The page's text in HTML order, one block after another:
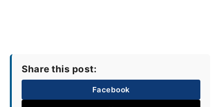
Share this post:
Facebook